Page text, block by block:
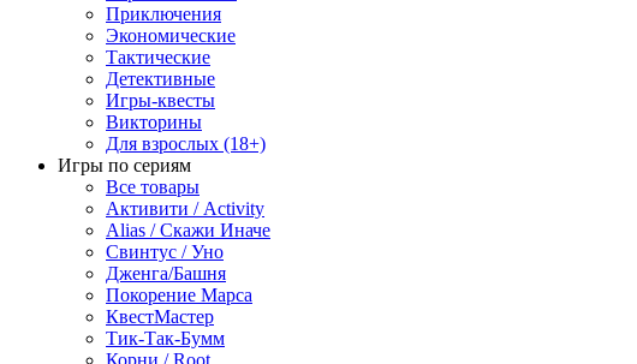
Приключения
Экономические
Тактические
Детективные
Игры-квесты
Викторины
Для взрослых (18+)
Игры по сериям
Все товары
Активити / Activity
Alias / Скажи Иначе
Свинтус / Уно
Дженга/Башня
Покорение Марса
КвестМастер
Тик-Так-Бумм
Корни / Root